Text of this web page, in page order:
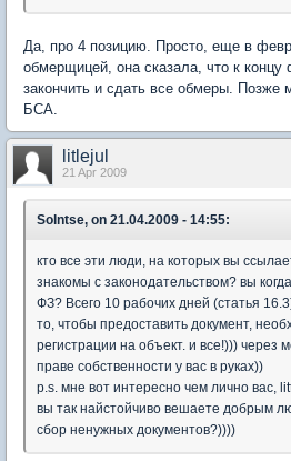
Да, про 4 позицию. Просто, еще в
обмерщицей, она сказала, что к
закончить и сдать все обмеры. Позже
БСА.
litlejul
21 Apr 2009
Solntse, on 21.04.2009 - 14:55:
кто все эти люди, на которых вы
знакомы с законодательством? вы
ФЗ? Всего 10 рабочих дней (статья
то, чтобы предоставить документ,
регистрации на объект. и все!))) через
праве собственности у вас в руках))
p.s. мне вот интересно чем лично вас,
вы так найстойчиво вешаете добрым
сбор ненужных документов?))))